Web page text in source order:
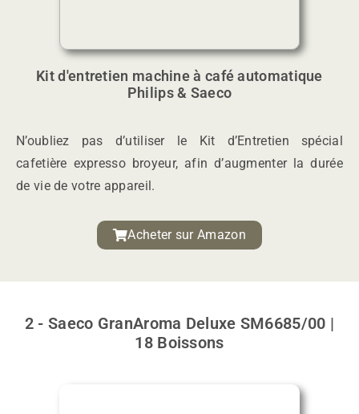
Kit d'entretien machine à café automatique
Philips & Saeco
N’oubliez pas d’utiliser le Kit d’Entretien spécial
cafetière expresso broyeur, afin d’augmenter la durée
de vie de votre appareil.
Acheter sur Amazon
2 - Saeco GranAroma Deluxe SM6685/00 |
18 Boissons